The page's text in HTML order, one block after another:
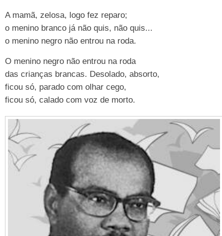
A mamã, zelosa, logo fez reparo;
o menino branco já não quis, não quis...
o menino negro não entrou na roda.
O menino negro não entrou na roda
das crianças brancas. Desolado, absorto,
ficou só, parado com olhar cego,
ficou só, calado com voz de morto.